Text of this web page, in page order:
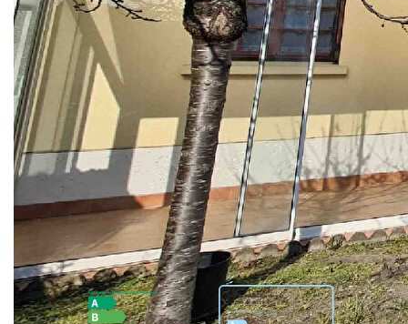
orienté Sud-Est et un garage.
La maison est élevée sur un vide sanitaire d'une hauteur
d'environ 1m20.
Une visite exclusive avec AFR immobilier votre partenaire
à Chatou depuis 2004.
** €460 000 honoraires inclus| €445 000 hors honoraires Honoraires : 3.37%
TTC à la charge de l'acquéreur
Nos honoraires Nous contacter
Diagnostics énergétiques